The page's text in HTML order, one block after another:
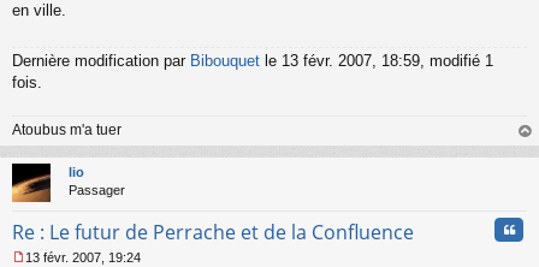
u
en ville.
Dernière modification par Bibouquet le 13 févr. 2007, 18:59, modifié 1
fois.
Atoubus m'a tuer
au
lio
Passager
Re : Le futur de Perrache et de la Confluence
13 févr. 2007, 19:24